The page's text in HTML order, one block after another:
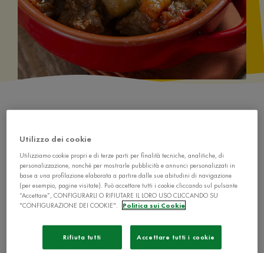
Ingredienti
750 g de Il Mio Brodo Star - Carne Mista
Utilizzo dei cookie
Utilizziamo cookie propri e di terze parti per finalità tecniche, analitiche, di
personalizzazione, nonché per mostrarle pubblicità e annunci personalizzati in
base a una profilazione elaborata a partire dalle sue abitudini di navigazione
(per esempio, pagine visitate). Può accettare tutti i cookie cliccando sul pulsante
“Accettare”, CONFIGURARLI O RIFIUTARE IL LORO USO CLICCANDO SU
"CONFIGURAZIONE DEI COOKIE".
Politica sui Cookie
Rifiuta tutti Accettare tutti i cookie